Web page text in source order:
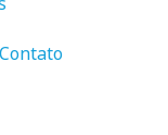
Contato